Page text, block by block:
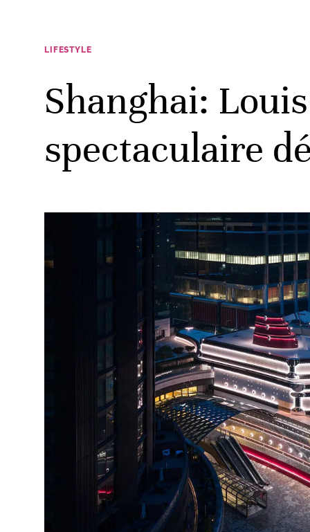
LIFESTYLE
Shanghai:
spectaculaire